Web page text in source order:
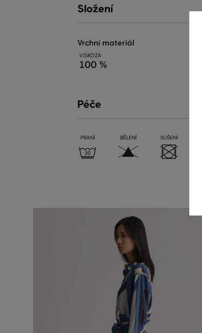
Složení
vrchní materiál
VISKÓZA
100 %
Péče
PRANÍ BĚLENÍ SUŠENÍ